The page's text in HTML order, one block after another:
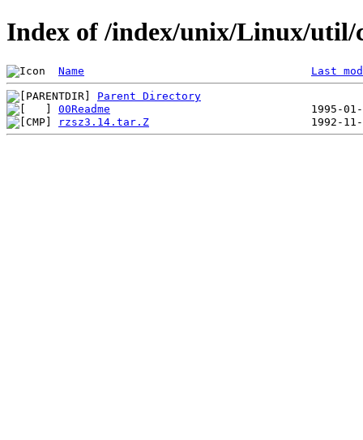
Index of /index/unix/Linux/util/
Name Last
Parent Directory
00Readme
rzsz3.14.tar.Z